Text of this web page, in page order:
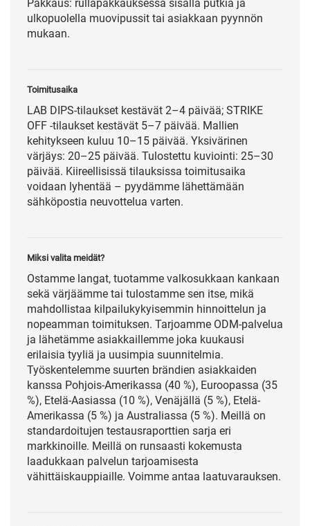
Pakkaus: rullapakkauksessa sisällä putkia ja
ulkopuolella muovipussit tai asiakkaan pyynnön
mukaan.
Toimitusaika
LAB DIPS-tilaukset kestävät 2–4 päivää; STRIKE
OFF -tilaukset kestävät 5–7 päivää. Mallien
kehitykseen kuluu 10–15 päivää. Yksivärinen
värjäys: 20–25 päivää. Tulostettu kuviointi: 25–30
päivää. Kiireellisissä tilauksissa toimitusaika
voidaan lyhentää – pyydämme lähettämään
sähköpostia neuvottelua varten.
Miksi valita meidät?
Ostamme langat, tuotamme valkosukkaan kankaan
sekä värjäämme tai tulostamme sen itse, mikä
mahdollistaa kilpailukykyisemmin hinnoittelun ja
nopeamman toimituksen. Tarjoamme ODM-palvelua
ja lähetämme asiakkaillemme joka kuukausi
erilaisia tyyliä ja uusimpia suunnitelmia.
Työskentelemme suurten brändien asiakkaiden
kanssa Pohjois-Amerikassa (40 %), Euroopassa (35
%), Etelä-Aasiassa (10 %), Venäjällä (5 %), Etelä-
Amerikassa (5 %) ja Australiassa (5 %). Meillä on
standardoitujen testausraporttien sarja eri
markkinoille. Meillä on runsaasti kokemusta
laadukkaan palvelun tarjoamisesta
vähittäiskauppiaille. Voimme antaa laatuvarauksen.